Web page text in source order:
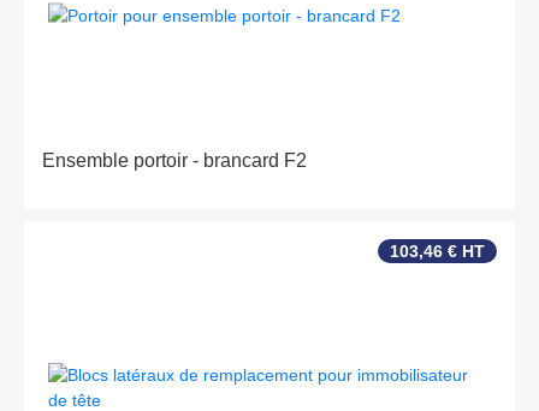
Ensemble portoir - brancard F2
103,46 € HT